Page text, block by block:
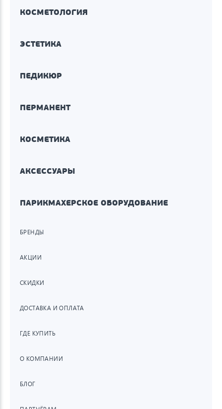
КОСМЕТОЛОГИЯ
ЭСТЕТИКА
ПЕДИКЮР
ПЕРМАНЕНТ
КОСМЕТИКА
АКСЕССУАРЫ
ПАРИКМАХЕРСКОЕ ОБОРУДОВАНИЕ
БРЕНДЫ
АКЦИИ
СКИДКИ
ДОСТАВКА И ОПЛАТА
ГДЕ КУПИТЬ
О КОМПАНИИ
БЛОГ